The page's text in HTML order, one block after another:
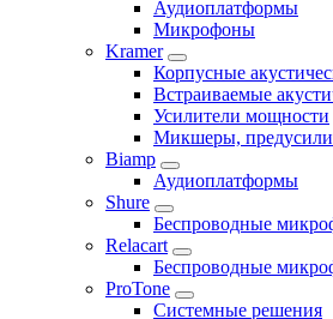
Аудиоплатформы
Микрофоны
Kramer
Корпусные
Встраиваемые
Усилители мощности
Микшеры,
Biamp
Аудиоплатформы
Shure
Беспроводные
Relacart
Беспроводные
ProTone
Системные решения